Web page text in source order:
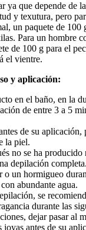
ya que depende de
y texutura, pero
un paquete de 100
Para un hombre
de 100 g para el
el vientre.
y aplicación:
en el baño, en la
de entre 3 a 5
de su aplicación,
la piel.
no se ha
depilación completa.
o un hormigueo
abundante agua.
se
durante las
dejar pasar al
joyas antes de su